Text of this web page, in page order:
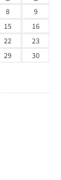
8
9
15
16
22
23
29
30